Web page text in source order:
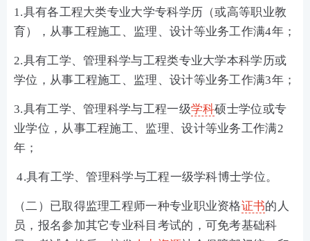
1.具有各工程大类专业大学专科学历（或高等职业教
育），从事工程施工、监理、设计等业务工作满4年；
2.具有工学、管理科学与工程类专业大学本科学历或
学位，从事工程施工、监理、设计等业务工作满3年；
3.具有工学、管理科学与工程一级学科硕士学位或专
业学位，从事工程施工、监理、设计等业务工作满2
年；
4.具有工学、管理科学与工程一级学科博士学位。
（二）已取得监理工程师一种专业职业资格证书的人
员，报名参加其它专业科目考试的，可免考基础科